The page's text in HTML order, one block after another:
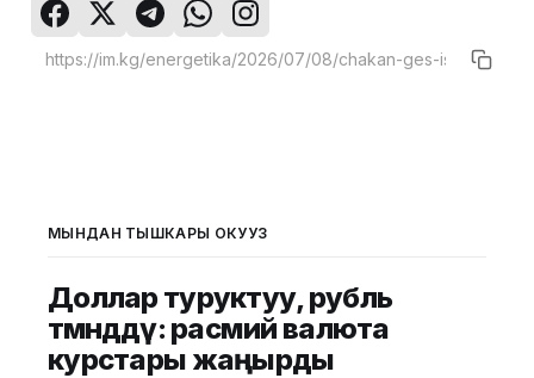
МЫНДАН ТЫШКАРЫ ОКУҢУЗ
Доллар туруктуу, рубль
төмөндөдү: расмий валюта
курстары жаңырды